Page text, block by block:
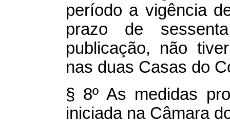
período a vigência
prazo de
publicação, não
nas duas Casas do
§ 8º As medidas
iniciada na Câmara